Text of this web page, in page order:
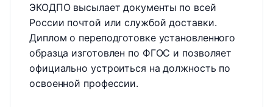
ЭКОДПО высылает документы по всей
России почтой или службой доставки.
Диплом о переподготовке установленного
образца изготовлен по ФГОС и позволяет
официально устроиться на должность по
освоенной профессии.